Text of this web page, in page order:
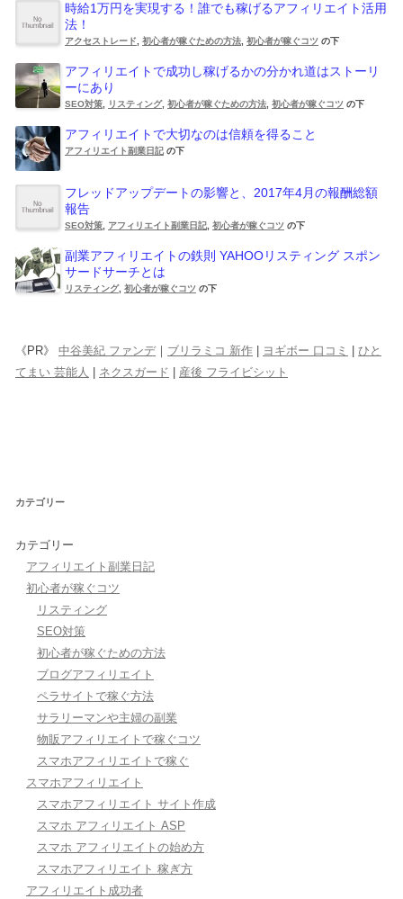
時給1万円を実現する！誰でも稼げるアフィリエイト活用
法！
アクセストレード, 初心者が稼ぐための方法, 初心者が稼ぐコツ の下
アフィリエイトで成功し稼げるかの分かれ道はストーリ
ーにあり
SEO対策, リスティング, 初心者が稼ぐための方法, 初心者が稼ぐコツ の下
アフィリエイトで大切なのは信頼を得ること
アフィリエイト副業日記 の下
フレッドアップデートの影響と、2017年4月の報酬総額
報告
SEO対策, アフィリエイト副業日記, 初心者が稼ぐコツ の下
副業アフィリエイトの鉄則 YAHOOリスティング スポン
サードサーチとは
リスティング, 初心者が稼ぐコツ の下
《PR》 中谷美紀 ファンデ｜ ブリラミコ 新作 ヨギボー 口コミ
ひと
てまい 芸能人
ネクスガード 産後 フライビシット
カテゴリー
カテゴリー
アフィリエイト副業日記
初心者が稼ぐコツ
リスティング
SEO対策
初心者が稼ぐための方法
ブログアフィリエイト
ペラサイトで稼ぐ方法
サラリーマンや主婦の副業
物販アフィリエイトで稼ぐコツ
スマホアフィリエイトで稼ぐ
スマホアフィリエイト
スマホアフィリエイト サイト作成
スマホ アフィリエイト ASP
スマホ アフィリエイトの始め方
スマホアフィリエイト 稼ぎ方
アフィリエイト成功者